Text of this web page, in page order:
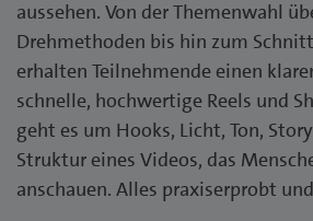
aussehen. Von der Themenwahl
Drehmethoden bis hin zum
erhalten Teilnehmende einen
schnelle, hochwertige Reels und
geht es um Hooks, Licht, Ton,
Struktur eines Videos, das
anschauen. Alles praxiserprobt